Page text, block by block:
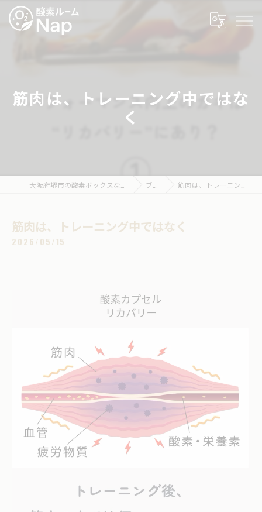
筋肉は、トレーニング中ではな
く
ブログ 筋肉は、トレーニング中ではなく
筋肉は、トレーニング中ではなく
2026/05/15